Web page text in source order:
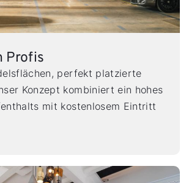
Profis
perfekt platzierte
Konzept kombiniert ein hohes
mit kostenlosem Eintritt